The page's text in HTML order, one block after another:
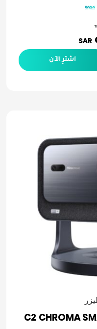
SAR
اشترِ الآن
C2 CHROMA